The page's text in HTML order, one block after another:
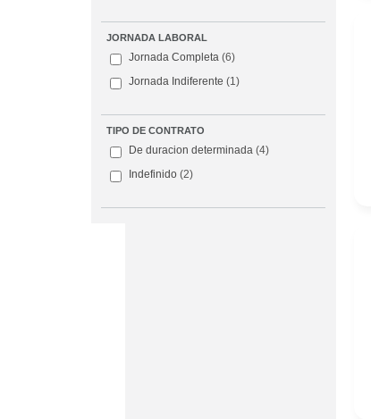
JORNADA LABORAL
Jornada Completa (6)
Jornada Indiferente (1)
TIPO DE CONTRATO
De duracion determinada (4)
Indefinido (2)